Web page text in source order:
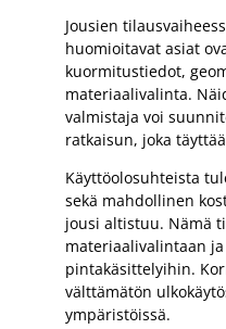
Jousien
huomioitavat asiat
kuormitustiedot,
materiaalivalinta.
valmistaja voi
ratkaisun, joka
Käyttöolosuhteista
sekä mahdollinen
jousi altistuu. Nämä
materiaalivalintaan
pintakäsittelyihin.
välttämätön
ympäristöissä.